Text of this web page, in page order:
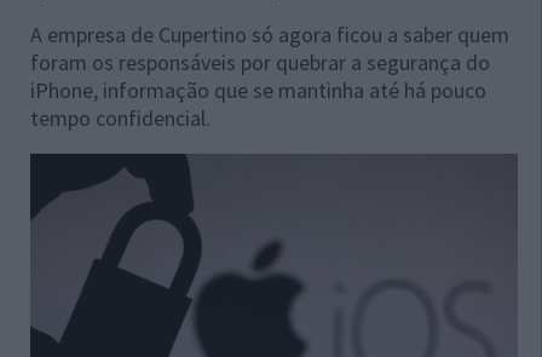
A empresa de Cupertino só agora ficou a saber quem
foram os responsáveis por quebrar a segurança do
iPhone, informação que se mantinha até há pouco
tempo confidencial.